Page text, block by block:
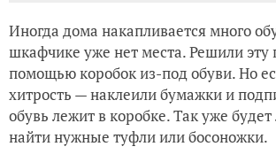
Иногда дома накапливается много
шкафчике уже нет места. Решили эту
помощью коробок из-под обуви. Но
хитрость — наклеили бумажки и
обувь лежит в коробке. Так уже
найти нужные туфли или босоножки.